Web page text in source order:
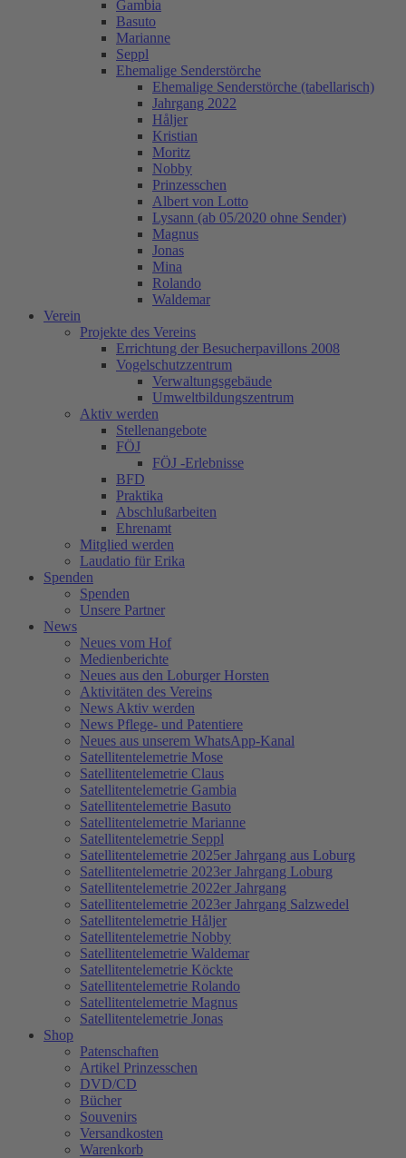
Gambia
Basuto
Marianne
Seppl
Ehemalige Senderstörche
Ehemalige Senderstörche (tabellarisch)
Jahrgang 2022
Håljer
Kristian
Moritz
Nobby
Prinzesschen
Albert von Lotto
Lysann (ab 05/2020 ohne Sender)
Magnus
Jonas
Mina
Rolando
Waldemar
Verein
Projekte des Vereins
Errichtung der Besucherpavillons 2008
Vogelschutzzentrum
Verwaltungsgebäude
Umweltbildungszentrum
Aktiv werden
Stellenangebote
FÖJ
FÖJ -Erlebnisse
BFD
Praktika
Abschlußarbeiten
Ehrenamt
Mitglied werden
Laudatio für Erika
Spenden
Spenden
Unsere Partner
News
Neues vom Hof
Medienberichte
Neues aus den Loburger Horsten
Aktivitäten des Vereins
News Aktiv werden
News Pflege- und Patentiere
Neues aus unserem WhatsApp-Kanal
Satellitentelemetrie Mose
Satellitentelemetrie Claus
Satellitentelemetrie Gambia
Satellitentelemetrie Basuto
Satellitentelemetrie Marianne
Satellitentelemetrie Seppl
Satellitentelemetrie 2025er Jahrgang aus Loburg
Satellitentelemetrie 2023er Jahrgang Loburg
Satellitentelemetrie 2022er Jahrgang
Satellitentelemetrie 2023er Jahrgang Salzwedel
Satellitentelemetrie Håljer
Satellitentelemetrie Nobby
Satellitentelemetrie Waldemar
Satellitentelemetrie Köckte
Satellitentelemetrie Rolando
Satellitentelemetrie Magnus
Satellitentelemetrie Jonas
Shop
Patenschaften
Artikel Prinzesschen
DVD/CD
Bücher
Souvenirs
Versandkosten
Warenkorb